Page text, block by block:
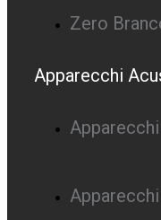
Zero
Apparecchi